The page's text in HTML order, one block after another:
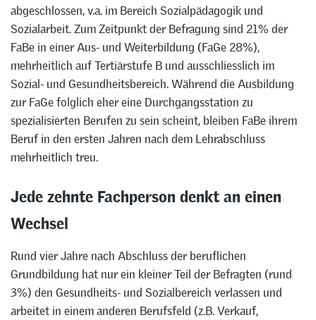
abgeschlossen, v.a. im Bereich Sozialpädagogik und
Sozialarbeit. Zum Zeitpunkt der Befragung sind 21% der
FaBe in einer Aus- und Weiterbildung (FaGe 28%),
mehrheitlich auf Tertiärstufe B und ausschliesslich im
Sozial- und Gesundheitsbereich. Während die Ausbildung
zur FaGe folglich eher eine Durchgangsstation zu
spezialisierten Berufen zu sein scheint, bleiben FaBe ihrem
Beruf in den ersten Jahren nach dem Lehrabschluss
mehrheitlich treu.
Jede zehnte Fachperson denkt an einen
Wechsel
Rund vier Jahre nach Abschluss der beruflichen
Grundbildung hat nur ein kleiner Teil der Befragten (rund
3%) den Gesundheits- und Sozialbereich verlassen und
arbeitet in einem anderen Berufsfeld (z.B. Verkauf,